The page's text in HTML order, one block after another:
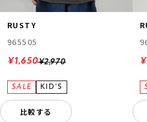
RUSTY
965505
¥2,970
¥1,650
比較する